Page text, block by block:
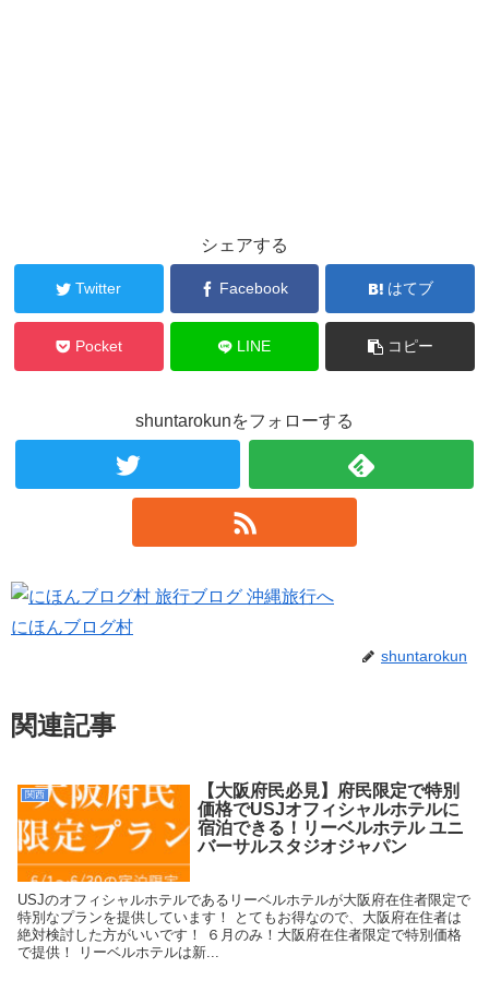
シェアする
Twitter Facebook はてブ
Pocket LINE コピー
shuntarokunをフォローする
にほんブログ村
shuntarokun
関連記事
関西
【大阪府民必見】府民限定で特別
価格でUSJオフィシャルホテルに
宿泊できる！リーベルホテル ユニ
バーサルスタジオジャパン
USJのオフィシャルホテルであるリーベルホテルが大阪府在住者限定で
特別なプランを提供しています！ とてもお得なので、大阪府在住者は
絶対検討した方がいいです！ ６月のみ！大阪府在住者限定で特別価格
で提供！ リーベルホテルは新...